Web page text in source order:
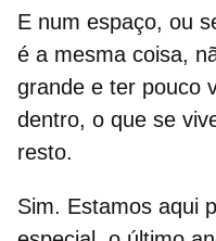
E num espaço, ou
é a mesma coisa,
grande e ter pouco
dentro, o que se
resto.
Sim. Estamos aqui